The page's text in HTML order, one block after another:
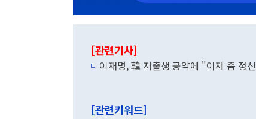
[관련기사]
이재명, 韓 저출생 공약에 "이제 좀 정
[관련키워드]